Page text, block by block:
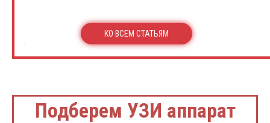
КО ВСЕМ СТАТЬЯМ
Подберем УЗИ аппарат